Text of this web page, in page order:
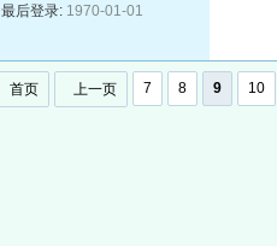
最后登录: 1970-01-01
首页 上一页 7 8 9 10